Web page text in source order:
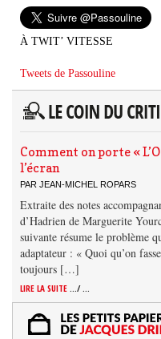
À TWIT’ VITESSE
Tweets de Passouline
Comment on porte «
l’écran
PAR JEAN-MICHEL ROPARS
Extraite des notes
d’Hadrien de Marguerite
suivante résume le problème
adaptateur : « Quoi qu’on
toujours […]
LIRE LA SUITE .../ ...